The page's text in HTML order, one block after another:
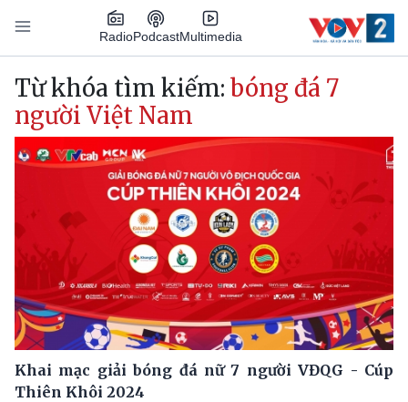
Nhảy đến nội dung
RadioPodcastMultimedia
Main navigation
Từ khóa tìm kiếm: bóng đá 7
người Việt Nam
Khai mạc giải bóng đá nữ 7 người VĐQG - Cúp
Thiên Khôi 2024